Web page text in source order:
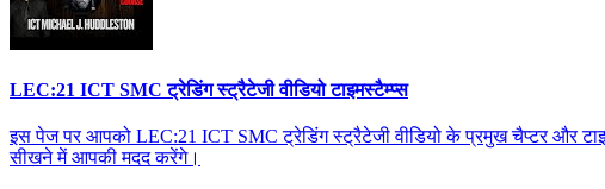
LEC:21 ICT SMC ट्रेडिंग स्ट्रैटेजी वीडियो टाइमस्टैम्प्स
इस पेज पर आपको LEC:21 ICT SMC ट्रेडिंग स्ट्रैटेजी वीडियो के प्रमुख चैप्टर और
सीखने में आपकी मदद करेंगे।